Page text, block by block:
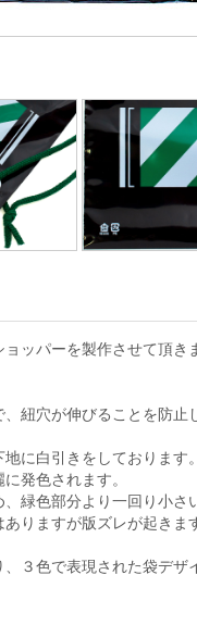
ッパーを製作させて頂き
紐穴が伸びることを防止
に白引きをしております。
発色されます。
緑色部分より一回り小さ
りますが版ズレが起きま
３色で表現された袋デザ